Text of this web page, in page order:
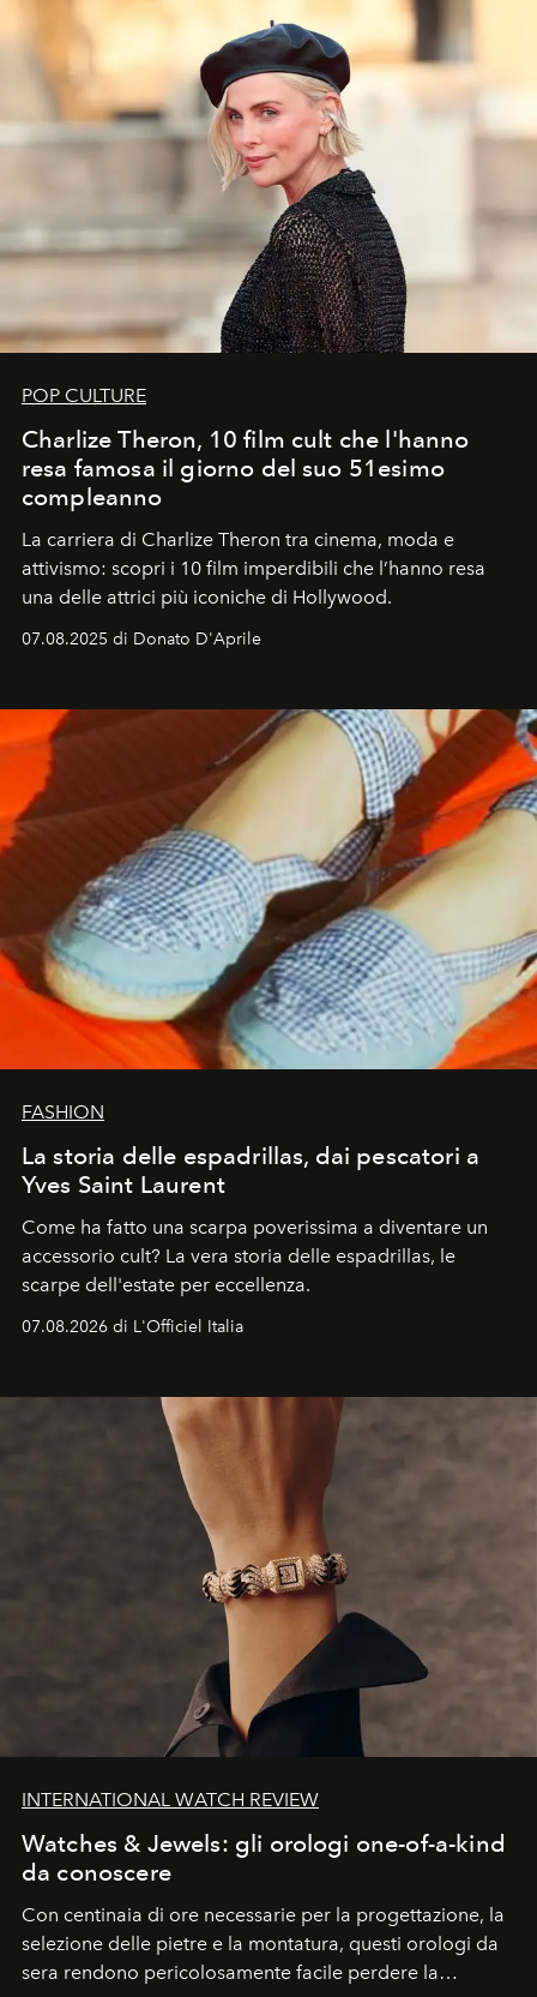
POP CULTURE
Charlize Theron, 10 film cult che l'hanno
resa famosa il giorno del suo 51esimo
compleanno
La carriera di Charlize Theron tra cinema, moda e
attivismo: scopri i 10 film imperdibili che l’hanno resa
una delle attrici più iconiche di Hollywood.
07.08.2025 di Donato D'Aprile
FASHION
La storia delle espadrillas, dai pescatori a
Yves Saint Laurent
Come ha fatto una scarpa poverissima a diventare un
accessorio cult? La vera storia delle espadrillas, le
scarpe dell'estate per eccellenza.
07.08.2026 di L'Officiel Italia
INTERNATIONAL WATCH REVIEW
Watches & Jewels: gli orologi one-of-a-kind
da conoscere
Con centinaia di ore necessarie per la progettazione, la
selezione delle pietre e la montatura, questi orologi da
sera rendono pericolosamente facile perdere la